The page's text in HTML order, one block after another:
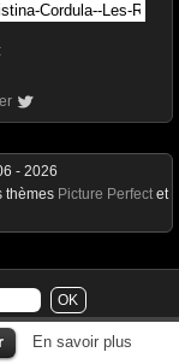
En savoir plus
- 2026
thèmes Picture Perfect et